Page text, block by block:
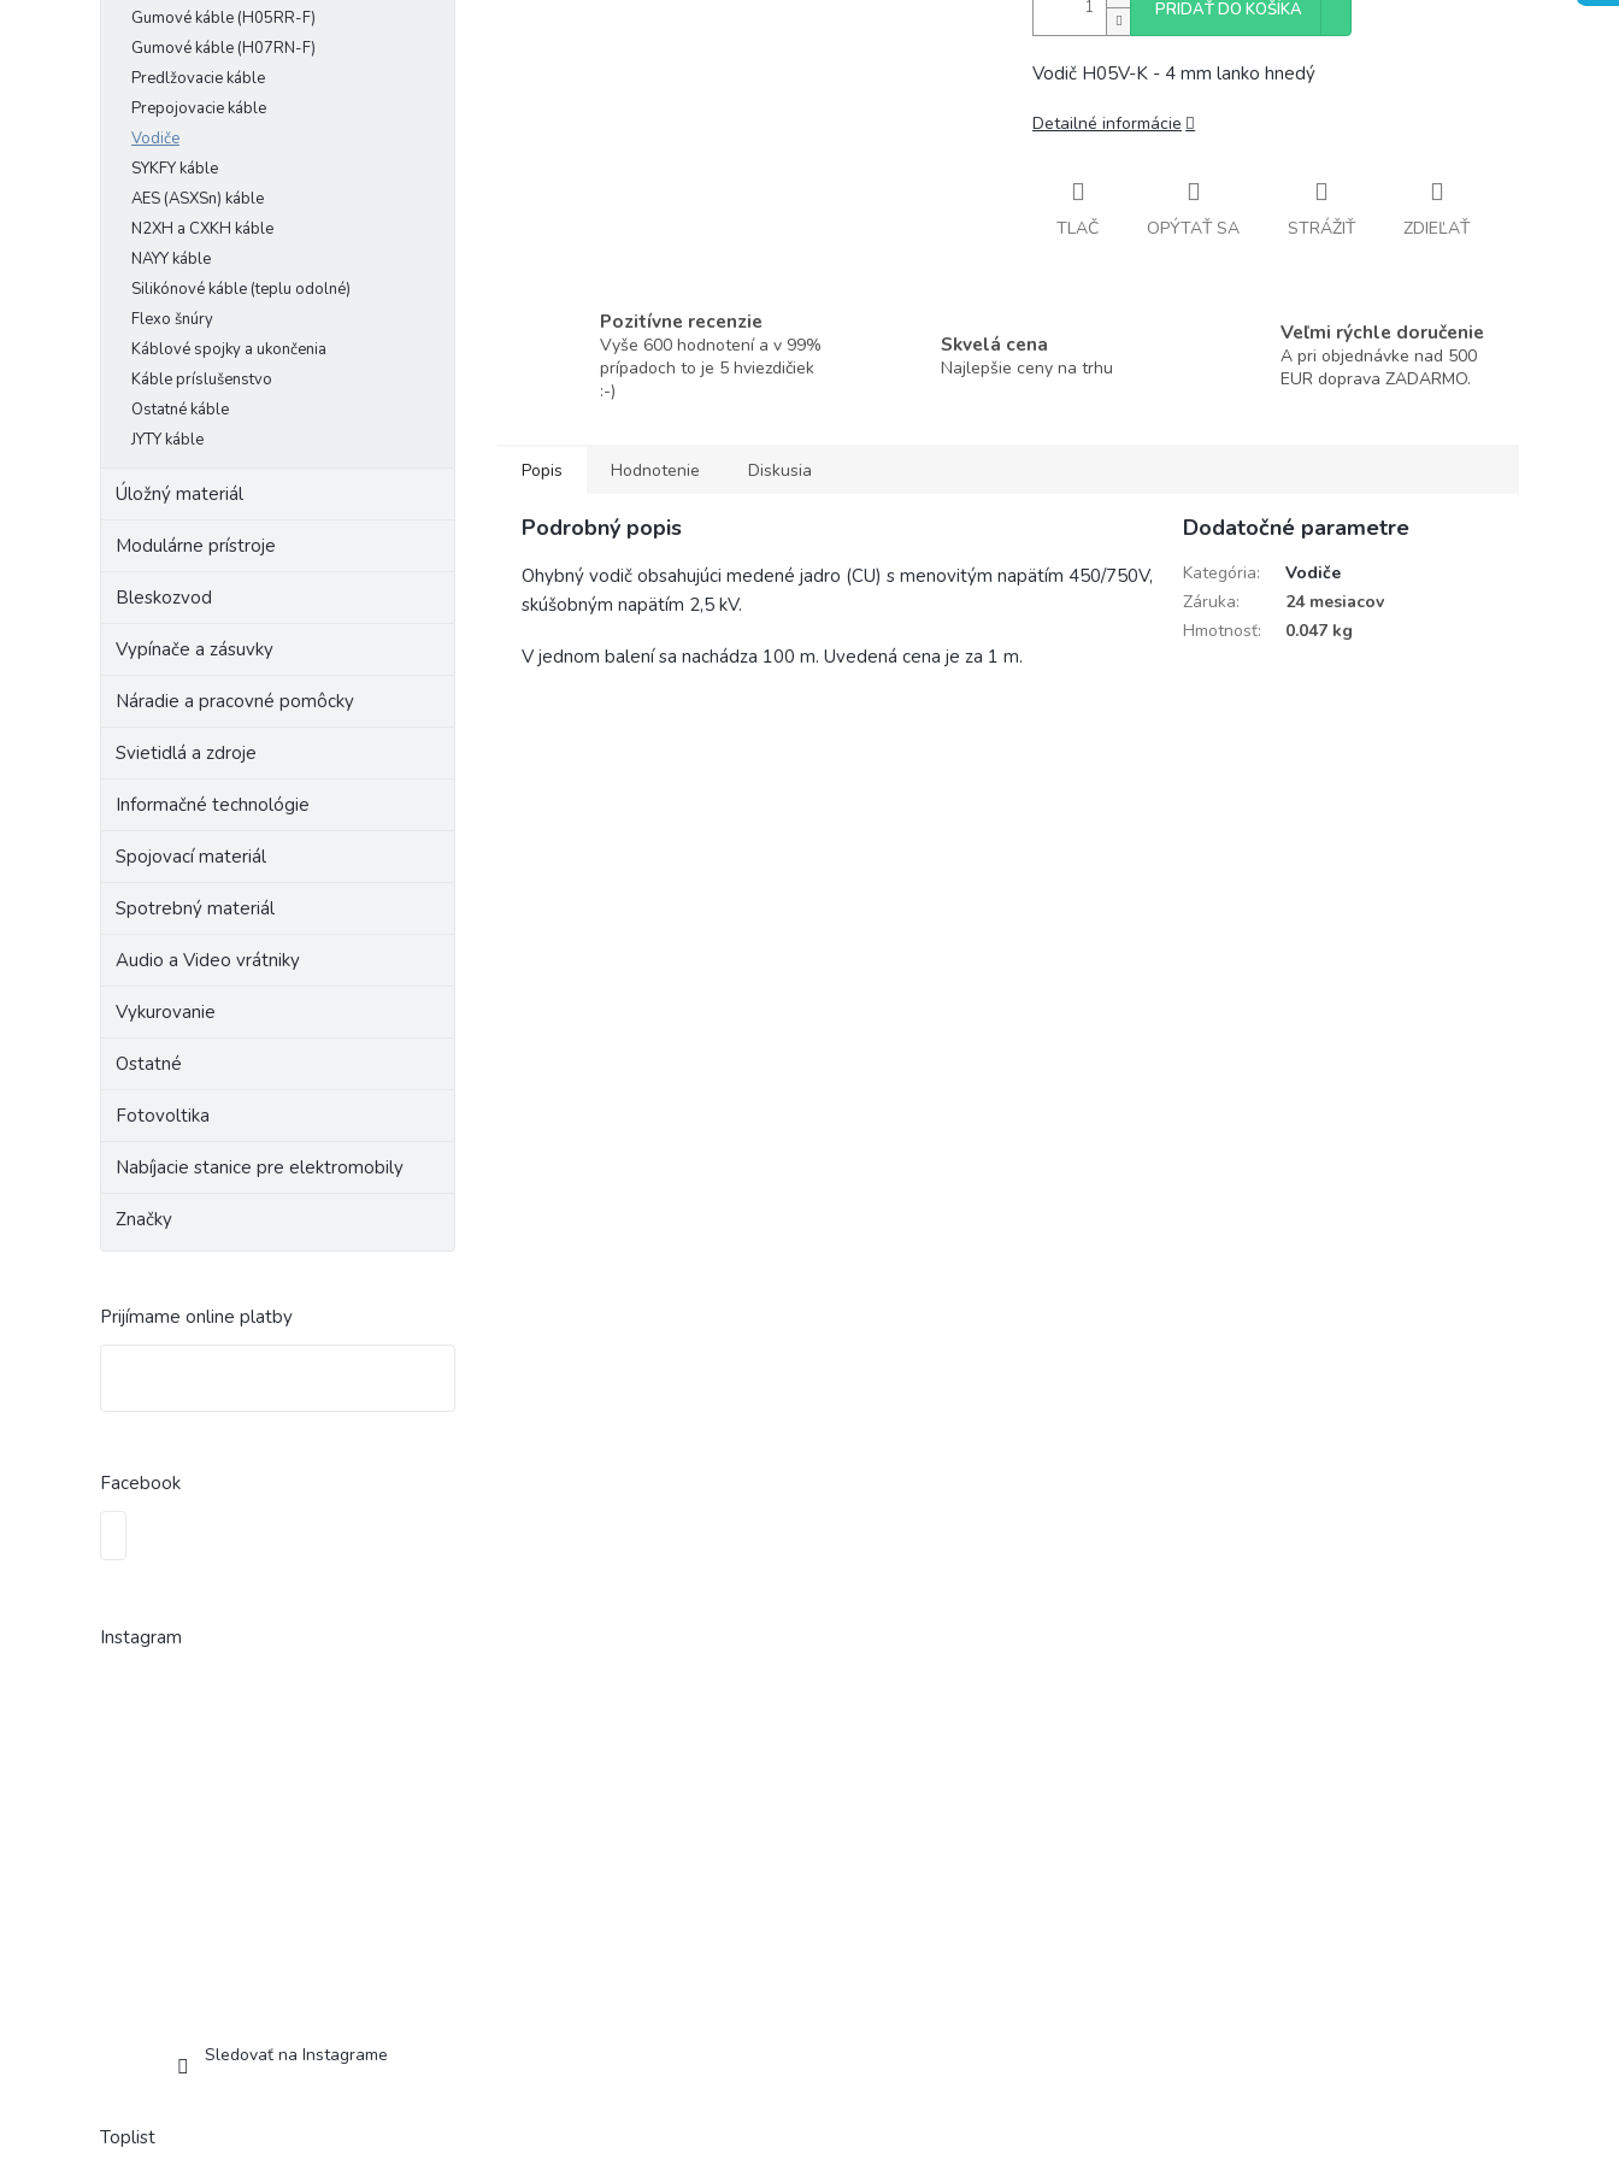
Gumové káble (H05RR-F)
Gumové káble (H07RN-F)
Predlžovacie káble
Prepojovacie káble
Vodiče
SYKFY káble
AES (ASXSn) káble
N2XH a CXKH káble
NAYY káble
Silikónové káble (teplu odolné)
Flexo šnúry
Káblové spojky a ukončenia
Káble príslušenstvo
Ostatné káble
JYTY káble
Úložný materiál
Modulárne prístroje
Bleskozvod
Vypínače a zásuvky
Náradie a pracovné pomôcky
Svietidlá a zdroje
Informačné technológie
Spojovací materiál
Spotrebný materiál
Audio a Video vrátniky
Vykurovanie
Ostatné
Fotovoltika
Nabíjacie stanice pre elektromobily
Značky
Prijímame online platby
Facebook
Instagram
Sledovať na Instagrame
Toplist
PRIDAŤ DO KOŠÍKA
Vodič H05V-K - 4 mm lanko hnedý
Detailné informácie
TLAČ OPÝTAŤ SA STRÁŽIŤ ZDIEĽAŤ
Pozitívne recenzie
Vyše 600 hodnotení a v 99%
prípadoch to je 5 hviezdičiek
:-)
Skvelá cena
Najlepšie ceny na trhu
Veľmi rýchle doručenie
A pri objednávke nad 500
EUR doprava ZADARMO.
Popis Hodnotenie Diskusia
Podrobný popis
Ohybný vodič obsahujúci medené jadro (CU) s menovitým napätím 450/750V,
skúšobným napätím 2,5 kV.
V jednom balení sa nachádza 100 m. Uvedená cena je za 1 m.
Dodatočné parametre
Kategória:
Vodiče
Záruka:
24 mesiacov
Hmotnosť: 0.047 kg